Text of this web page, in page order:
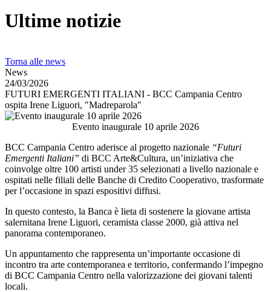
Ultime notizie
Torna alle news
News
24/03/2026
FUTURI EMERGENTI ITALIANI - BCC Campania Centro
ospita Irene Liguori, "Madreparola"
Evento inaugurale 10 aprile 2026
BCC Campania Centro aderisce al progetto nazionale “Futuri
Emergenti Italiani” di BCC Arte&Cultura, un’iniziativa che
coinvolge oltre 100 artisti under 35 selezionati a livello nazionale e
ospitati nelle filiali delle Banche di Credito Cooperativo, trasformate
per l’occasione in spazi espositivi diffusi.
In questo contesto, la Banca è lieta di sostenere la giovane artista
salernitana Irene Liguori, ceramista classe 2000, già attiva nel
panorama contemporaneo.
Un appuntamento che rappresenta un’importante occasione di
incontro tra arte contemporanea e territorio, confermando l’impegno
di BCC Campania Centro nella valorizzazione dei giovani talenti
locali.